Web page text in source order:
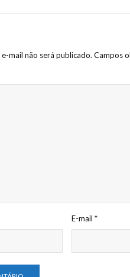
mail não será publicado. Campos
E-mail*